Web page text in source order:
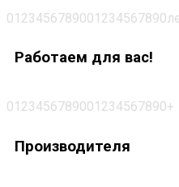
01 23456789001 234567890л
Работаем для вас!
01 23456789001 234567890+
Производителя